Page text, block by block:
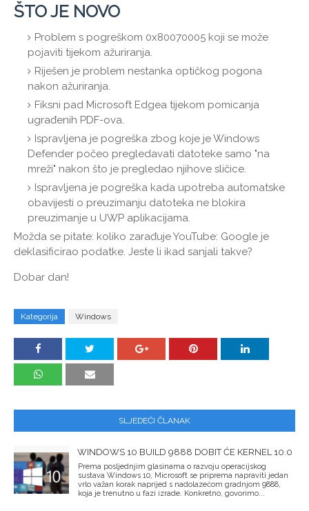
ŠTO JE NOVO
Problem s pogreškom 0x80070005 koji se može
pojaviti tijekom ažuriranja.
Riješen je problem nestanka optičkog pogona
nakon ažuriranja.
Fiksni pad Microsoft Edgea tijekom pomicanja
ugrađenih PDF-ova.
Ispravljena je pogreška zbog koje je Windows
Defender počeo pregledavati datoteke samo "na
mreži" nakon što je pregledao njihove sličice.
Ispravljena je pogreška kada upotreba automatske
obavijesti o preuzimanju datoteka ne blokira
preuzimanje u UWP aplikacijama.
Možda se pitate: koliko zarađuje YouTube: Google je
deklasificirao podatke. Jeste li ikad sanjali takve?
Dobar dan!
Kategorija Windows
SLJEDEĆI ČLANAK
WINDOWS 10 BUILD 9888 DOBIT ĆE KERNEL 10.0
Prema posljednjim glasinama o razvoju operacijskog
sustava Windows 10, Microsoft se priprema napraviti jedan
vrlo važan korak naprijed s nadolazećom gradnjom 9888,
koja je trenutno u fazi izrade. Konkretno, govorimo...